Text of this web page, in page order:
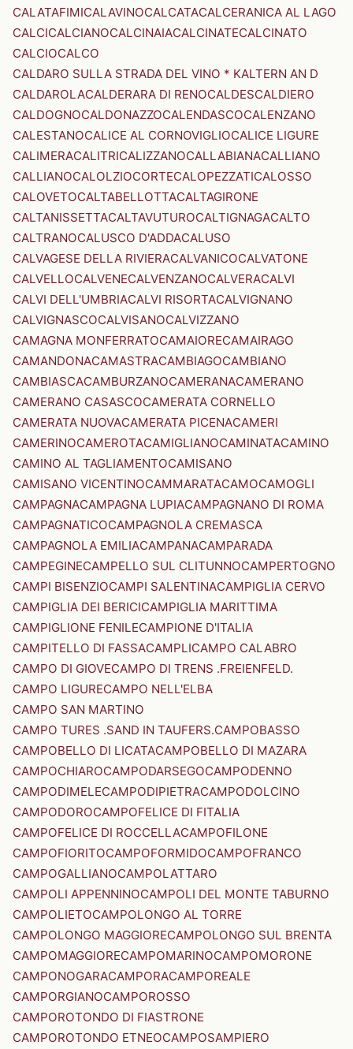
CALATAFIMICALAVINOCALCATACALCERANICA AL LAGO
CALCICALCIANOCALCINAIACALCINATECALCINATO
CALCIOCALCO
CALDARO SULLA STRADA DEL VINO * KALTERN AN D
CALDAROLACALDERARA DI RENOCALDESCALDIERO
CALDOGNOCALDONAZZOCALENDASCOCALENZANO
CALESTANOCALICE AL CORNOVIGLIOCALICE LIGURE
CALIMERACALITRICALIZZANOCALLABIANACALLIANO
CALLIANOCALOLZIOCORTECALOPEZZATICALOSSO
CALOVETOCALTABELLOTTACALTAGIRONE
CALTANISSETTACALTAVUTUROCALTIGNAGACALTO
CALTRANOCALUSCO D'ADDACALUSO
CALVAGESE DELLA RIVIERACALVANICOCALVATONE
CALVELLOCALVENECALVENZANOCALVERACALVI
CALVI DELL'UMBRIACALVI RISORTACALVIGNANO
CALVIGNASCOCALVISANOCALVIZZANO
CAMAGNA MONFERRATOCAMAIORECAMAIRAGO
CAMANDONACAMASTRACAMBIAGOCAMBIANO
CAMBIASCACAMBURZANOCAMERANACAMERANO
CAMERANO CASASCOCAMERATA CORNELLO
CAMERATA NUOVACAMERATA PICENACAMERI
CAMERINOCAMEROTACAMIGLIANOCAMINATACAMINO
CAMINO AL TAGLIAMENTOCAMISANO
CAMISANO VICENTINOCAMMARATACAMOCAMOGLI
CAMPAGNACAMPAGNA LUPIACAMPAGNANO DI ROMA
CAMPAGNATICOCAMPAGNOLA CREMASCA
CAMPAGNOLA EMILIACAMPANACAMPARADA
CAMPEGINECAMPELLO SUL CLITUNNOCAMPERTOGNO
CAMPI BISENZIOCAMPI SALENTINACAMPIGLIA CERVO
CAMPIGLIA DEI BERICICAMPIGLIA MARITTIMA
CAMPIGLIONE FENILECAMPIONE D'ITALIA
CAMPITELLO DI FASSACAMPLICAMPO CALABRO
CAMPO DI GIOVECAMPO DI TRENS .FREIENFELD.
CAMPO LIGURECAMPO NELL'ELBA
CAMPO SAN MARTINO
CAMPO TURES .SAND IN TAUFERS.CAMPOBASSO
CAMPOBELLO DI LICATACAMPOBELLO DI MAZARA
CAMPOCHIAROCAMPODARSEGOCAMPODENNO
CAMPODIMELECAMPODIPIETRACAMPODOLCINO
CAMPODOROCAMPOFELICE DI FITALIA
CAMPOFELICE DI ROCCELLACAMPOFILONE
CAMPOFIORITOCAMPOFORMIDOCAMPOFRANCO
CAMPOGALLIANOCAMPOLATTARO
CAMPOLI APPENNINOCAMPOLI DEL MONTE TABURNO
CAMPOLIETOCAMPOLONGO AL TORRE
CAMPOLONGO MAGGIORECAMPOLONGO SUL BRENTA
CAMPOMAGGIORECAMPOMARINOCAMPOMORONE
CAMPONOGARACAMPORACAMPOREALE
CAMPORGIANOCAMPOROSSO
CAMPOROTONDO DI FIASTRONE
CAMPOROTONDO ETNEOCAMPOSAMPIERO